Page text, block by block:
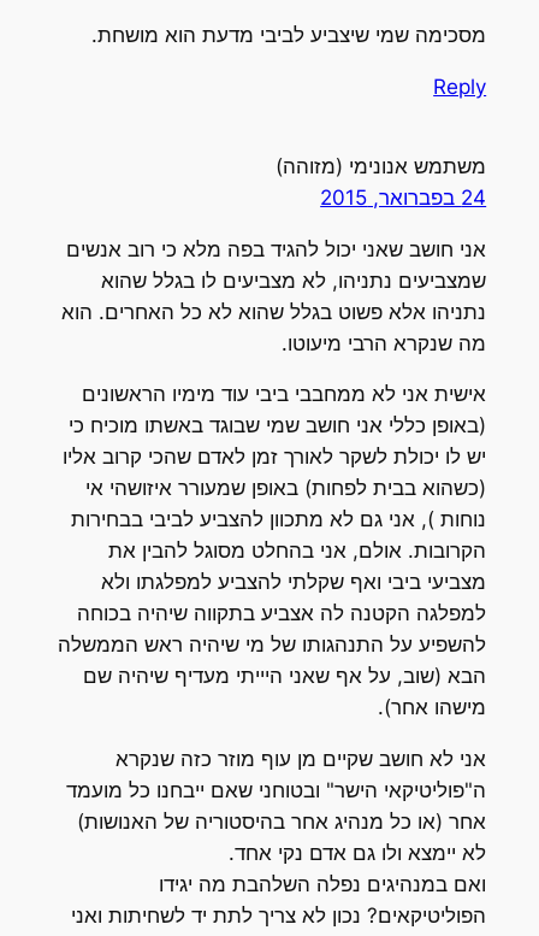
מסכימה שמי שיצביע לביבי מדעת הוא מושחת.
Reply
משתמש אנונימי (מזוהה)
24 בפברואר, 2015
אני חושב שאני יכול להגיד בפה מלא כי רוב אנשים
שמצביעים נתניהו, לא מצביעים לו בגלל שהוא
נתניהו אלא פשוט בגלל שהוא לא כל האחרים. הוא
מה שנקרא הרבי מיעוטו.
אישית אני לא ממחבבי ביבי עוד מימיו הראשונים
(באופן כללי אני חושב שמי שבוגד באשתו מוכיח כי
יש לו יכולת לשקר לאורך זמן לאדם שהכי קרוב אליו
(כשהוא בבית לפחות) באופן שמעורר איזושהי אי
נוחות ), אני גם לא מתכוון להצביע לביבי בבחירות
הקרובות. אולם, אני בהחלט מסוגל להבין את
מצביעי ביבי ואף שקלתי להצביע למפלגתו ולא
למפלגה הקטנה לה אצביע בתקווה שיהיה בכוחה
להשפיע על התנהגותו של מי שיהיה ראש הממשלה
הבא (שוב, על אף שאני היייתי מעדיף שיהיה שם
מישהו אחר).
אני לא חושב שקיים מן עוף מוזר כזה שנקרא
ה"פוליטיקאי הישר" ובטוחני שאם ייבחנו כל מועמד
אחר (או כל מנהיג אחר בהיסטוריה של האנושות)
לא יימצא ולו גם אדם נקי אחד.
ואם במנהיגים נפלה השלהבת מה יגידו
הפוליטיקאים? נכון לא צריך לתת יד לשחיתות ואני